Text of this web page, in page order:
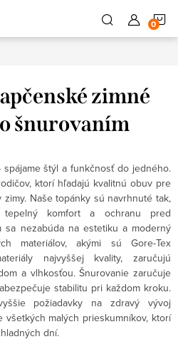
zimné
šnurovaním
štýl a funkčnosť do jedného.
ktorí hľadajú kvalitnú obuv pre
Naše topánky sú navrhnuté tak,
tepelný komfort a ochranu pred
sa nezabúda na estetiku a moderný
materiálov, akými sú Gore-Tex
najvyššej kvality, zaručujú
a vlhkosťou. Šnurovanie zaručuje
stabilitu pri každom kroku.
požiadavky na zdravý vývoj
malých prieskumníkov, ktorí
dní.